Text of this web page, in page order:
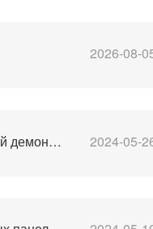
2026-08-
Оборудование для переработки литиевых батарей демонтаж отслуживших свой срок батарей процесс переработки м 2024-05-